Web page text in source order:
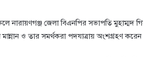
নারায়ণগঞ্জ জেলা বিএনপির সভাপতি
ও তার সমর্থকরা পদযাত্রায় অংশগ্রহণ